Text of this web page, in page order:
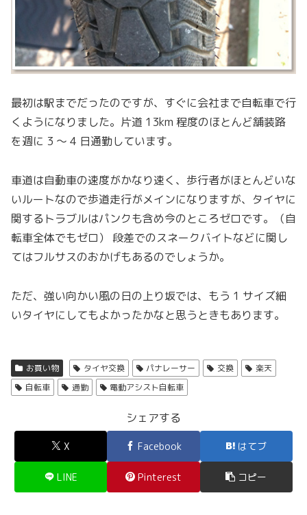
最初は駅までだったのですが、すぐに会社まで自転車で行
くようになりました。片道 13km 程度のほとんど舗装路
を週に 3 〜 4 日通勤しています。
車道は自動車の速度がかなり速く、歩行者がほとんどいな
いルートなので歩道走行がメインになりますが、タイヤに
関するトラブルはパンクも含め今のところゼロです。（自
転車全体でもゼロ） 段差でのスネークバイトなどに関し
てはフルサスのおかげもあるのでしょうか。
ただ、強い向かい風の日の上り坂では、もう 1 サイズ細
いタイヤにしてもよかったかなと思うときもあります。
お買い物 タイヤ交換 パナレーサー 交換
楽天
自転車
通勤 電動アシスト自転車
シェアする
X Facebook はてブ
LINE Pinterest コピー